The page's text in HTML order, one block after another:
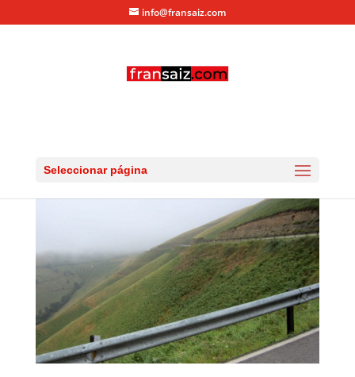
info@fransaiz.com
Seleccionar página